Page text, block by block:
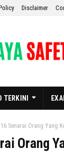
Disclaimer
TERKINI
16 Senarai Orang Yang
Orang